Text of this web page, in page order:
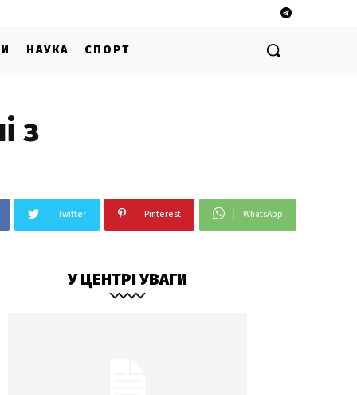
НАУКА СПОРТ
з
Twitter Pinterest WhatsApp
У ЦЕНТРІ УВАГИ